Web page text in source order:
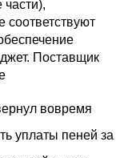
части),
соответствуют
Поставщик
вовремя
уплаты пеней за